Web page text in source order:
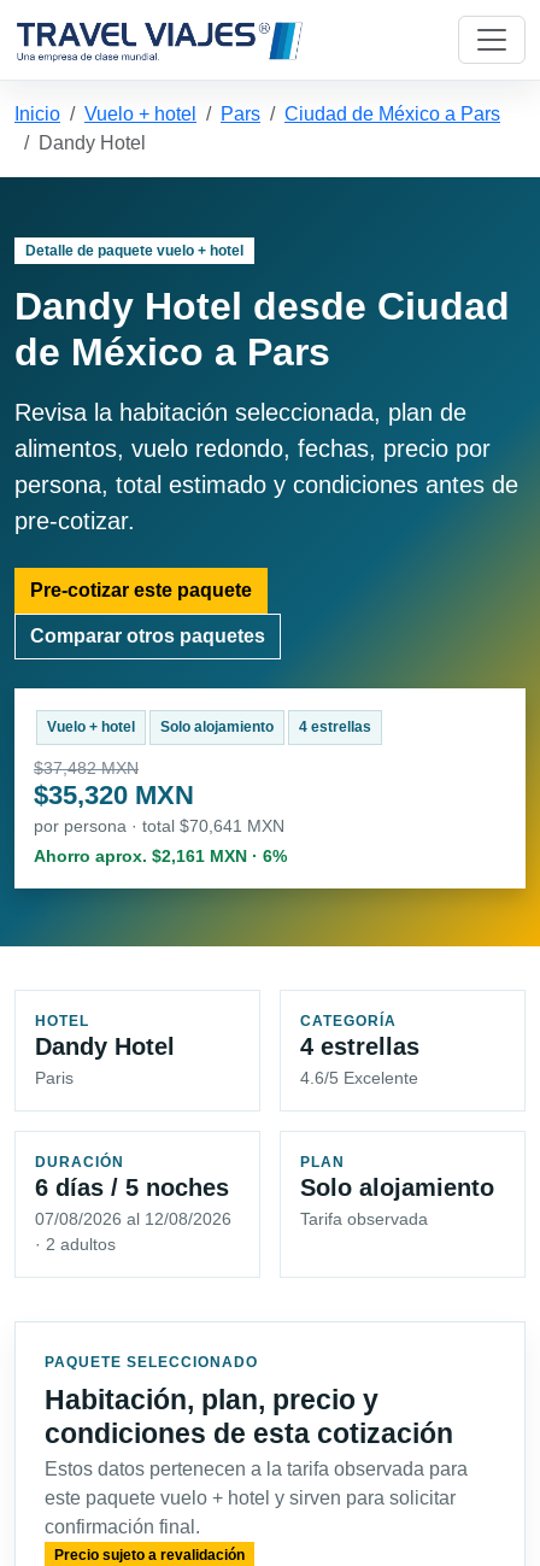
Inicio Vuelo + hotel Pars
Ciudad de México a Pars
Dandy Hotel
Detalle de paquete vuelo + hotel
Dandy Hotel desde Ciudad
de México a Pars
Revisa la habitación seleccionada, plan de
alimentos, vuelo redondo, fechas, precio por
persona, total estimado y condiciones antes de
pre-cotizar.
Pre-cotizar este paquete
Comparar otros paquetes
Vuelo + hotel Solo alojamiento 4 estrellas
$37,482 MXN
$35,320 MXN
por persona · total $70,641 MXN
Ahorro aprox. $2,161 MXN · 6%
HOTEL
Dandy Hotel
Paris
CATEGORÍA
4 estrellas
4.6/5 Excelente
DURACIÓN
6 días / 5 noches
07/08/2026 al 12/08/2026
· 2 adultos
PLAN
Solo alojamiento
Tarifa observada
PAQUETE SELECCIONADO
Habitación, plan, precio y
condiciones de esta cotización
Estos datos pertenecen a la tarifa observada para
este paquete vuelo + hotel y sirven para solicitar
confirmación final.
Precio sujeto a revalidación